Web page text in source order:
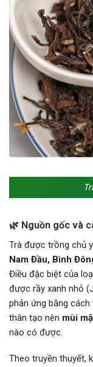
🌿 Nguồn gốc và
Trà được trồng chủ
Nam Đầu, Bình
Điều đặc biệt của
được rầy xanh nhỏ
phản ứng bằng
thân tạo nên mùi
nào có được.
Theo truyền thuyết,